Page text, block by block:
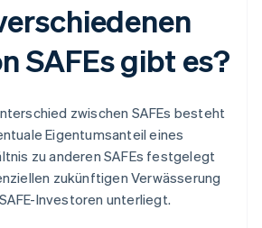
SAFEs gibt es?
zwischen SAFEs besteht
Eigentumsanteil eines
zu anderen SAFEs festgelegt
zukünftigen Verwässerung
Investoren unterliegt.